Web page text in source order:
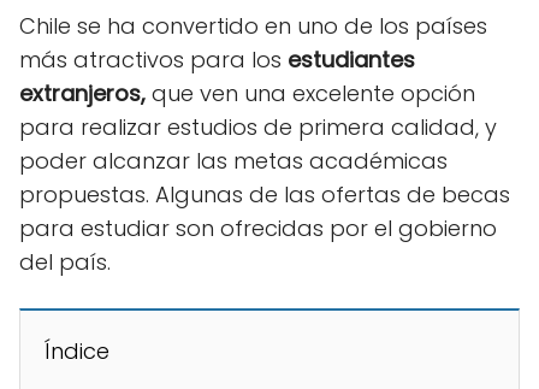
Chile se ha convertido en uno de los países
más atractivos para los estudiantes
extranjeros, que ven una excelente opción
para realizar estudios de primera calidad, y
poder alcanzar las metas académicas
propuestas. Algunas de las ofertas de becas
para estudiar son ofrecidas por el gobierno
del país.
Índice